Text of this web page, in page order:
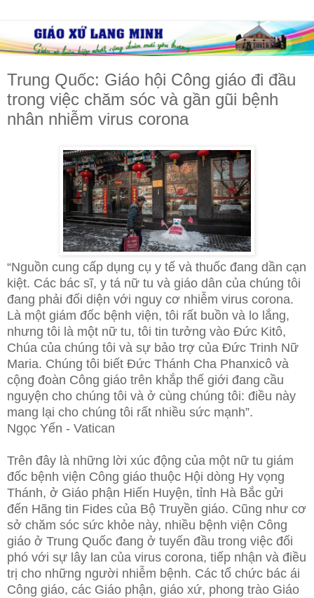
Trung Quốc: Giáo hội Công giáo đi đầu
trong việc chăm sóc và gần gũi bệnh
nhân nhiễm virus corona
“Nguồn cung cấp dụng cụ y tế và thuốc đang dần cạn
kiệt. Các bác sĩ, y tá nữ tu và giáo dân của chúng tôi
đang phải đối diện với nguy cơ nhiễm virus corona.
Là một giám đốc bệnh viện, tôi rất buồn và lo lắng,
nhưng tôi là một nữ tu, tôi tin tưởng vào Đức Kitô,
Chúa của chúng tôi và sự bảo trợ của Đức Trinh Nữ
Maria. Chúng tôi biết Đức Thánh Cha Phanxicô và
cộng đoàn Công giáo trên khắp thế giới đang cầu
nguyện cho chúng tôi và ở cùng chúng tôi: điều này
mang lại cho chúng tôi rất nhiều sức mạnh”.
Ngọc Yến - Vatican
Trên đây là những lời xúc động của một nữ tu giám
đốc bệnh viện Công giáo thuộc Hội dòng Hy vọng
Thánh, ở Giáo phận Hiến Huyện, tỉnh Hà Bắc gửi
đến Hãng tin Fides của Bộ Truyền giáo. Cũng như cơ
sở chăm sóc sức khỏe này, nhiều bệnh viện Công
giáo ở Trung Quốc đang ở tuyến đầu trong việc đối
phó với sự lây lan của virus corona, tiếp nhận và điều
trị cho những người nhiễm bệnh. Các tổ chức bác ái
Công giáo, các Giáo phận, giáo xứ, phong trào Giáo